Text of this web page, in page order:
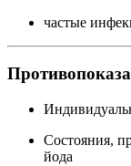
частые
Состояния,
йода